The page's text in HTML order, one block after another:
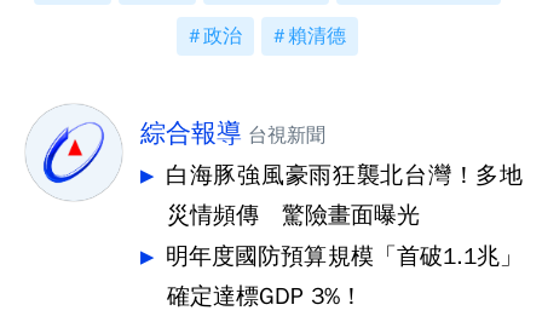
政治 賴清德
綜合報導 台視新聞
白海豚強風豪雨狂襲北台灣！多地
災情頻傳 驚險畫面曝光
明年度國防預算規模「首破1.1兆」
確定達標GDP 3%！